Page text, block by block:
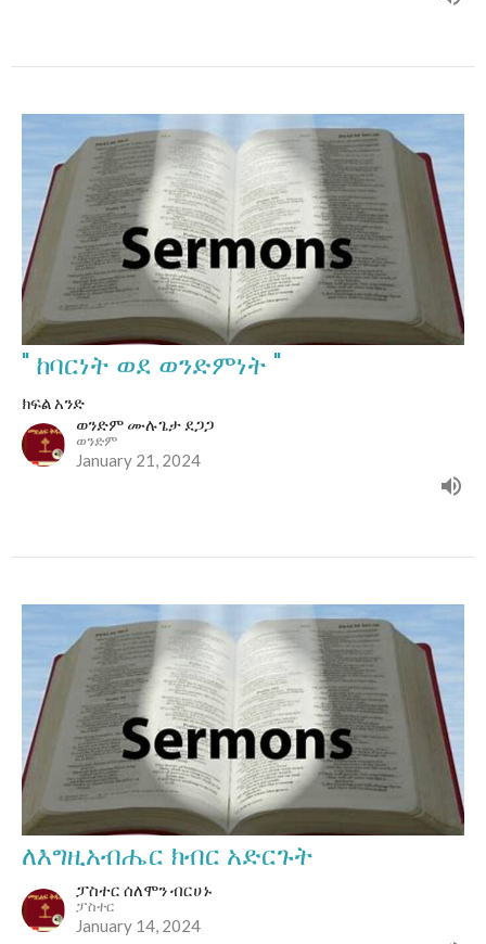
" ከባርነት ወደ ወንድምነት "
ክፍል አንድ
ወንድም ሙሉጌታ ደጋጋ
ወንድም
January 21, 2024
ለእግዚአብሔር ክብር አድርጉት
ፓስተር ሰለሞን ብርሀኑ
ፓስተር
January 14, 2024